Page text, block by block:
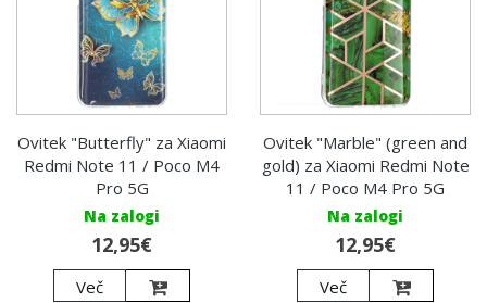
Ovitek "Butterfly" za Xiaomi
Redmi Note 11 / Poco M4
Pro 5G
Na zalogi
12,95€
Več
Ovitek "Marble" (green and
gold) za Xiaomi Redmi Note
11 / Poco M4 Pro 5G
Na zalogi
12,95€
Več